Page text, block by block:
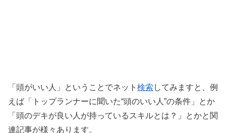
「頭がいい人」ということでネット 検索 してみますと、例
えば「トップランナーに聞いた“頭のいい人”の条件」とか
「頭のデキが良い人が持っているスキルとは？」とかと関
連記事が様々あります。